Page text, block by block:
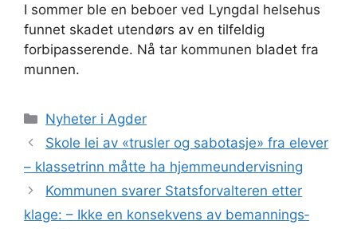
I sommer ble en beboer ved Lyngdal helsehus
funnet skadet utendørs av en tilfeldig
forbipasserende. Nå tar kommunen bladet fra
munnen.
Kategorier
Nyheter i Agder
Skole lei av «trusler og sabotasje» fra elever
– klassetrinn måtte ha hjemmeundervisning
Kommunen svarer Statsforvalteren etter
klage: – Ikke en konsekvens av bemannings­